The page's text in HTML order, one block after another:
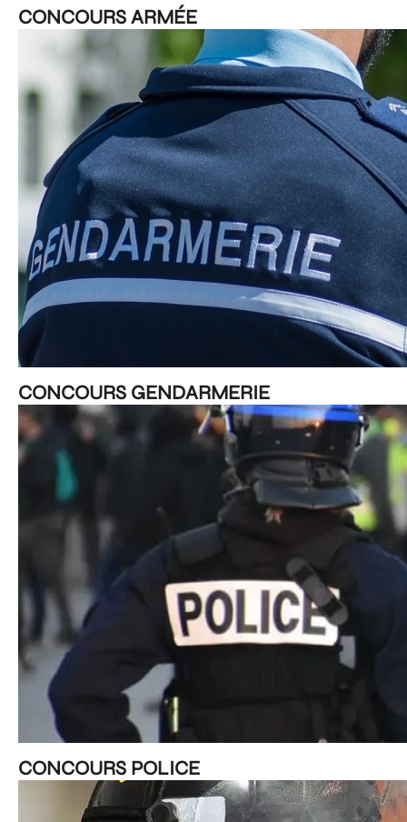
CONCOURS ARMÉE
CONCOURS GENDARMERIE
CONCOURS POLICE